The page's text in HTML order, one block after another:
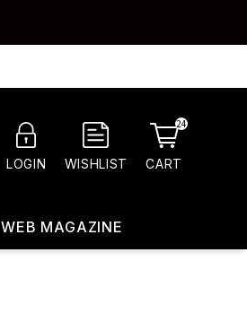
LOGIN WISHLIST CART
24
WEB MAGAZINE